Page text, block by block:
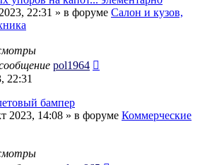
22:31 » в форуме Салон и кузов,
pol1964
22:31
бампер
2023, 14:08 » в форуме Коммерческие